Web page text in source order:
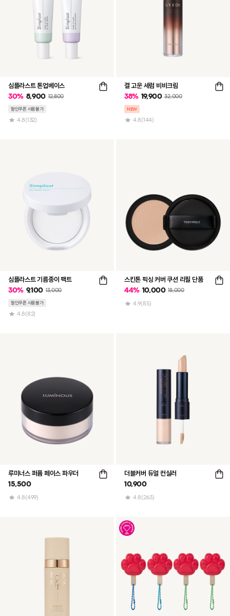
심플라스트 톤업베이스
30% 8,900 12,800
할인쿠폰 사용불가
4.8 (132)
결 고운 세럼 비비크림
38% 19,900 32,000
NEW
4.8 (144)
심플라스트 기름종이 팩트
30% 9,100 13,000
할인쿠폰 사용불가
4.8 (82)
스킨톤 픽싱 커버 쿠션 리필 단품
44% 10,000 18,000
4.9(85)
루미너스 퍼퓸 페이스 파우더
15,500
4.8 (499)
더블커버 듀얼 컨실러
10,900
4.8 (263)